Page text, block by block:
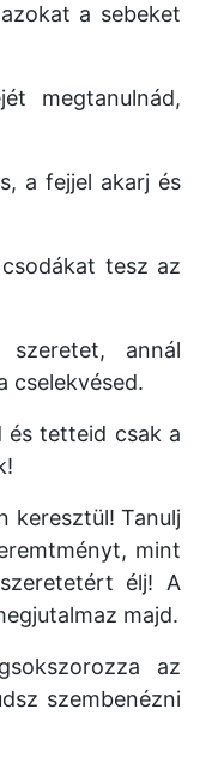
a sebeket
megtanulnád,
a fejjel akarj és
tesz az
annál
cselekvésed.
és tetteid csak a
keresztül! Tanulj
mint
élj! A
majd.
az
szembenézni